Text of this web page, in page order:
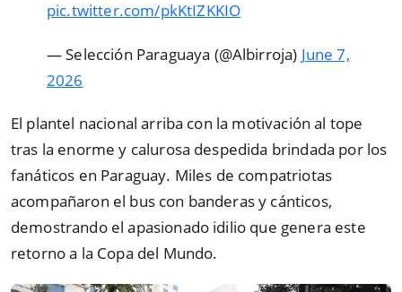
pic.twitter.com/pkKtIZKKIO
— Selección Paraguaya (@Albirroja) June 7,
2026
El plantel nacional arriba con la motivación al tope
tras la enorme y calurosa despedida brindada por los
fanáticos en Paraguay. Miles de compatriotas
acompañaron el bus con banderas y cánticos,
demostrando el apasionado idilio que genera este
retorno a la Copa del Mundo.